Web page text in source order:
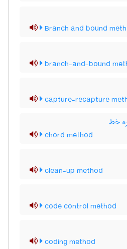
Branch and bound
branch-and-bound
capture-recapture
خط
chord method
clean-up method
code control method
coding method